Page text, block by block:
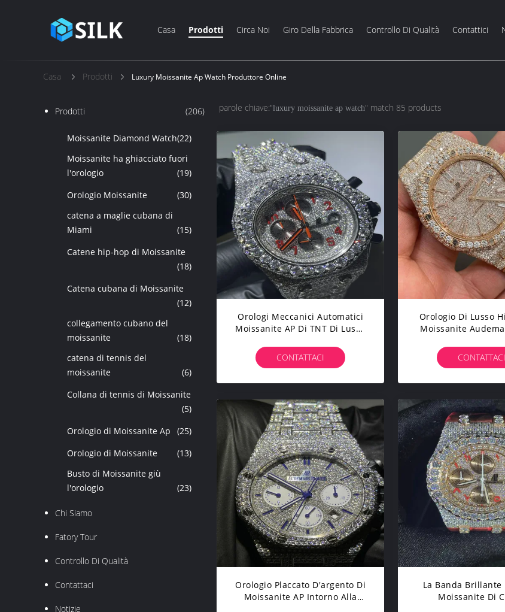
Casa Prodotti Circa Noi Giro Della Fabbrica Controllo Di Qualità Contattici
Casa Prodotti Luxury Moissanite Ap Watch Produttore Online
Prodotti (206)
Moissanite Diamond Watch(22)
Moissanite ha ghiacciato fuori
l'orologio
(19)
Orologio Moissanite
(30)
catena a maglie cubana di
Miami
(15)
Catene hip-hop di Moissanite
(18)
Catena cubana di Moissanite
(12)
collegamento cubano del
moissanite
(18)
catena di tennis del
moissanite
(6)
Collana di tennis di Moissanite
(5)
Orologio di Moissanite Ap
(25)
Orologio di Moissanite
(13)
Busto di Moissanite giù
l'orologio
(23)
Chi Siamo
Fatory Tour
Controllo Di Qualità
Contattaci
Notizie
parole chiave:"luxury moissanite ap watch" match 85 products
Orologi Meccanici Automatici
Moissanite AP Di TNT Di Lusso
CONTATTACI
Orologio Di Lusso
Moissanite
CONTATTACI
Orologio Placcato D'argento Di
Moissanite AP Intorno Alla
La Banda Brillante
Moissanite Di